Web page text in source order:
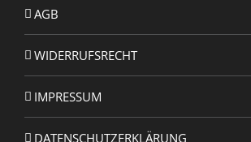
AGB
WIDERRUFSRECHT
IMPRESSUM
DATENSCHUTZERKLÄRUNG